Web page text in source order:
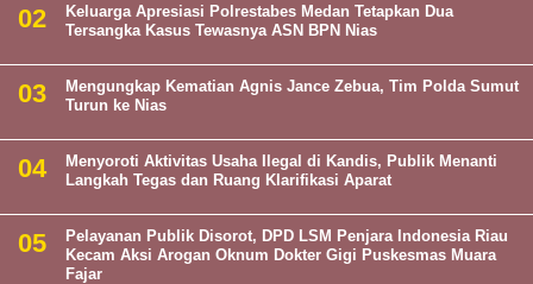
Keluarga Apresiasi Polrestabes Medan Tetapkan Dua
Tersangka Kasus Tewasnya ASN BPN Nias
Mengungkap Kematian Agnis Jance Zebua, Tim Polda Sumut
Turun ke Nias
Menyoroti Aktivitas Usaha Ilegal di Kandis, Publik Menanti
Langkah Tegas dan Ruang Klarifikasi Aparat
Pelayanan Publik Disorot, DPD LSM Penjara Indonesia Riau
Kecam Aksi Arogan Oknum Dokter Gigi Puskesmas Muara
Fajar